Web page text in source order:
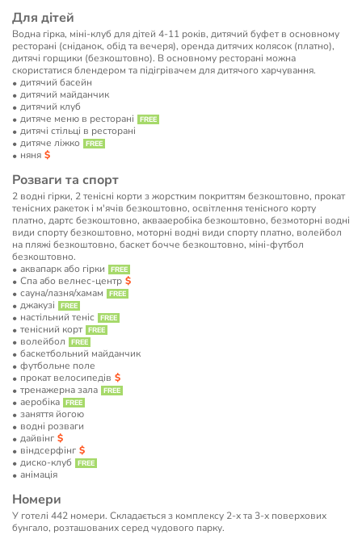
Для дітей
Водна гірка, міні-клуб для дітей 4-11 років, дитячий буфет в основному
ресторані (сніданок, обід та вечеря), оренда дитячих колясок (платно),
дитячі горщики (безкоштовно). В основному ресторані можна
скористатися блендером та підігрівачем для дитячого харчування.
дитячий басейн
дитячий майданчик
дитячий клуб
дитяче меню в ресторані
дитячі стільці в ресторані
дитяче ліжко
няня
Розваги та спорт
2 водні гірки, 2 тенісні корти з жорстким покриттям безкоштовно, прокат
тенісних ракеток і м'ячів безкоштовно, освітлення тенісного корту
платно, дартс безкоштовно, аквааеробіка безкоштовно, безмоторні водні
види спорту безкоштовно, моторні водні види спорту платно, волейбол
на пляжі безкоштовно, баскет бочче безкоштовно, міні-футбол
безкоштовно.
аквапарк або гірки
Спа або велнес-центр
сауна/лазня/хамам
джакузі
настільний теніс
тенісний корт
волейбол
баскетбольний майданчик
футбольне поле
прокат велосипедів
тренажерна зала
аеробіка
заняття йогою
водні розваги
дайвінг
віндсерфінг
диско-клуб
анімація
Номери
У готелі 442 номери. Складається з комплексу 2-х та 3-х поверхових
бунгало, розташованих серед чудового парку.